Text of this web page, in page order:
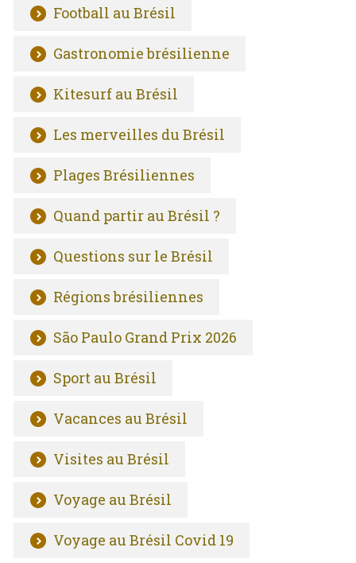
Football au Brésil
Gastronomie brésilienne
Kitesurf au Brésil
Les merveilles du Brésil
Plages Brésiliennes
Quand partir au Brésil ?
Questions sur le Brésil
Régions brésiliennes
São Paulo Grand Prix 2026
Sport au Brésil
Vacances au Brésil
Visites au Brésil
Voyage au Brésil
Voyage au Brésil Covid 19